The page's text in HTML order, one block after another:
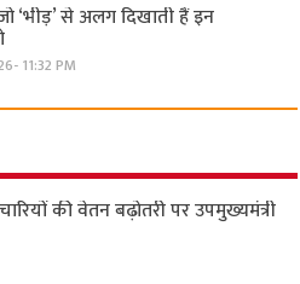
‘भीड़’ से अलग दिखाती हैं इन
11:32 PM
की वेतन बढ़ोतरी पर उपमुख्यमंत्री